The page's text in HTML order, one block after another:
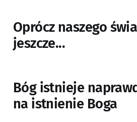
Oprócz naszego
jeszcze...
Bóg istnieje
na istnienie Boga